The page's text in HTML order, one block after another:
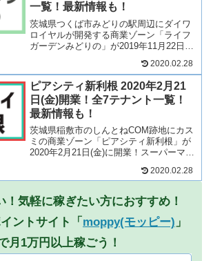
一覧！最新情報も！
茨城県つくば市みどりの駅周辺にダイワ
ロイヤルが開発する商業ゾーン「ライフ
ガーデンみどりの」が2019年11月22日
9店舗が出店！そんなライフガーデンみど
りのがどのような商業施設になるのか、
求人情報を含...
2020.02.28
ピアシティ新利根 2020年2月21
日(金)開業！全7テナント一覧！
最新情報も！
茨城県稲敷市のしんとねCOM跡地にカス
ミの商業ゾーン「ピアシティ新利根」が
2020年2月21日(金)に開業！スーパーマー
んな稲敷市のピアシティ新利根がどのよ
人情報につ...
2020.02.28
！気軽に稼ぎたい方におすすめ！
ントサイト「 moppy(モッピー) 」
月1万円以上稼ごう！